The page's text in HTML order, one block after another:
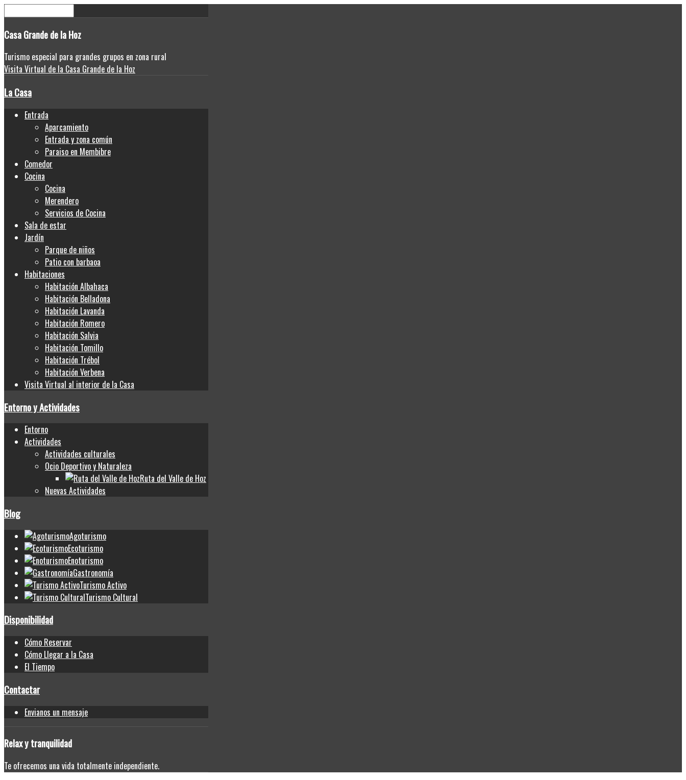
CasaGrande de la Hoz
Turismo especial para grandes grupos en zona rural
Visita Virtual de la Casa Grande de la Hoz
La Casa
Entrada
Aparcamiento
Entrada y zona común
Paraiso en Membibre
Comedor
Cocina
Cocina
Merendero
Servicios de Cocina
Sala de estar
Jardín
Parque de niños
Patio con barbaoa
Habitaciones
Habitación Albahaca
Habitación Belladona
Habitación Lavanda
Habitación Romero
Habitación Salvia
Habitación Tomillo
Habitación Trébol
Habitación Verbena
Visita Virtual al interior de la Casa
Entorno y Actividades
Entorno
Actividades
Actividades culturales
Ocio Deportivo y Naturaleza
Ruta del Valle de Hoz
Nuevas Actividades
Blog
Agoturismo
Ecoturismo
Enoturismo
Gastronomía
Turismo Activo
Turismo Cultural
Disponibilidad
Cómo Reservar
Cómo Llegar a la Casa
El Tiempo
Contactar
Envianos un mensaje
Relaxy tranquilidad
Te ofrecemos una vida totalmente independiente.